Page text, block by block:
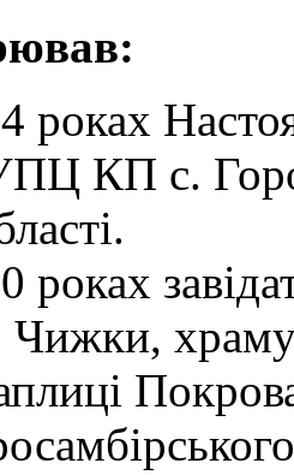
роках
КП с.
роках
Чижки,